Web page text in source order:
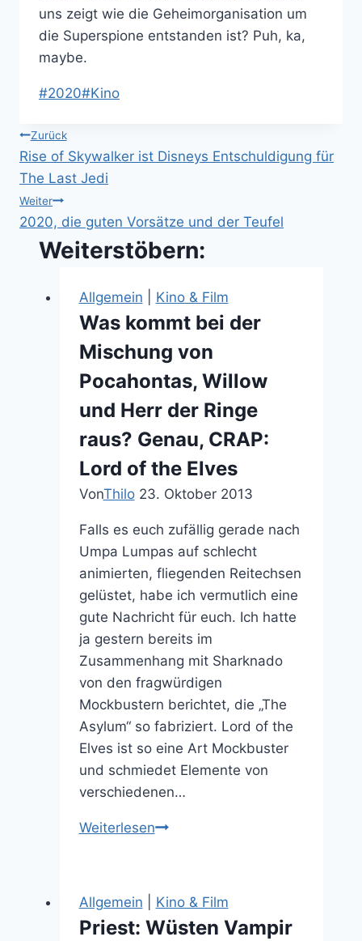
uns zeigt wie die Geheimorganisation um
die Superspione entstanden ist? Puh, ka,
maybe.
Schlagworte:
#2020#Kino
Beitragsnavigation
Zurück
Rise of Skywalker ist Disneys Entschuldigung für
The Last Jedi
Weiter
2020, die guten Vorsätze und der Teufel
Weiterstöbern:
Allgemein Kino & Film
Was kommt bei der
Mischung von
Pocahontas, Willow
und Herr der Ringe
raus? Genau, CRAP:
Lord of the Elves
VonThilo 23. Oktober 2013
Falls es euch zufällig gerade nach
Umpa Lumpas auf schlecht
animierten, fliegenden Reitechsen
gelüstet, habe ich vermutlich eine
gute Nachricht für euch. Ich hatte
ja gestern bereits im
Zusammenhang mit Sharknado
von den fragwürdigen
Mockbustern berichtet, die „The
Asylum“ so fabriziert. Lord of the
Elves ist so eine Art Mockbuster
und schmiedet Elemente von
verschiedenen…
WeiterlesenWas
Mischung
von
Allgemein Kino & Film
Priest: Wüsten Vampir